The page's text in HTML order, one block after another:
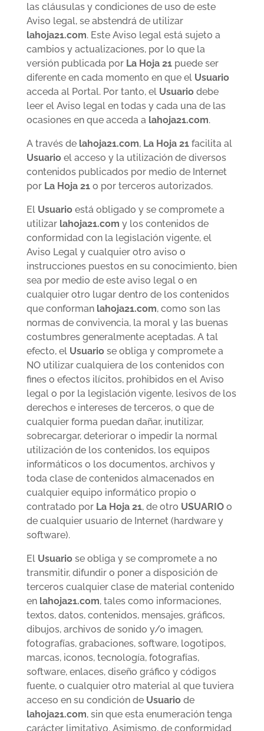
las cláusulas y condiciones de uso de este
Aviso legal, se abstendrá de utilizar
lahoja21.com. Este Aviso legal está sujeto a
cambios y actualizaciones, por lo que la
versión publicada por La Hoja 21puede ser
diferente en cada momento en que el Usuario
acceda al Portal. Por tanto, el Usuariodebe
leer el Aviso legal en todas y cada una de las
ocasiones en que acceda a lahoja21.com.
A través de lahoja21.com, La Hoja 21 facilita al
Usuarioel acceso y la utilización de diversos
contenidos publicados por medio de Internet
por La Hoja 21o por terceros autorizados.
El Usuarioestá obligado y se compromete a
utilizar lahoja21.com y los contenidos de
conformidad con la legislación vigente, el
Aviso Legal y cualquier otro aviso o
instrucciones puestos en su conocimiento, bien
sea por medio de este aviso legal o en
cualquier otro lugar dentro de los contenidos
que conforman lahoja21.com, como son las
normas de convivencia, la moral y las buenas
costumbres generalmente aceptadas. A tal
efecto, el Usuariose obliga y compromete a
NO utilizar cualquiera de los contenidos con
fines o efectos ilícitos, prohibidos en el Aviso
legal o por la legislación vigente, lesivos de los
derechos e intereses de terceros, o que de
cualquier forma puedan dañar, inutilizar,
sobrecargar, deteriorar o impedir la normal
utilización de los contenidos, los equipos
informáticos o los documentos, archivos y
toda clase de contenidos almacenados en
cualquier equipo informático propio o
contratado por La Hoja 21, de otro USUARIOo
de cualquier usuario de Internet (hardware y
software).
El Usuariose obliga y se compromete a no
transmitir, difundir o poner a disposición de
terceros cualquier clase de material contenido
en lahoja21.com, tales como informaciones,
textos, datos, contenidos, mensajes, gráficos,
dibujos, archivos de sonido y/o imagen,
fotografías, grabaciones, software, logotipos,
marcas, iconos, tecnología, fotografías,
software, enlaces, diseño gráfico y códigos
fuente, o cualquier otro material al que tuviera
acceso en su condición de Usuariode
lahoja21.com, sin que esta enumeración tenga
carácter limitativo. Asimismo, de conformidad